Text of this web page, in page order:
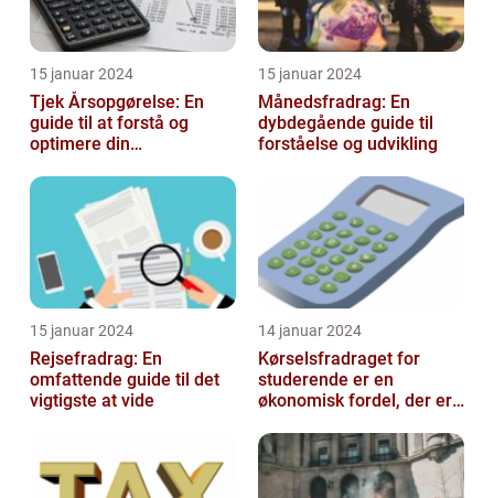
15 januar 2024
Tjek Årsopgørelse: En
guide til at forstå og
optimere din
15 januar 2024
Månedsfradrag: En
dybdegående guide til
forståelse og udvikling
15 januar 2024
Rejsefradrag: En
omfattende guide til det
vigtigste at vide
14 januar 2024
Kørselsfradraget for
studerende er en
økonomisk fordel, der er
studerende, som kan h...